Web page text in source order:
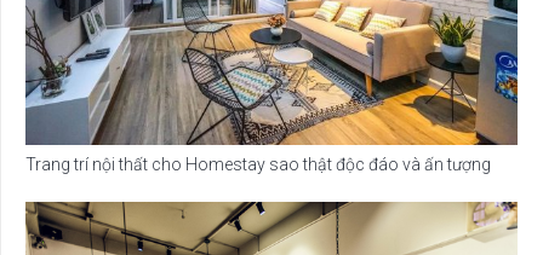
Trang trí nội thất cho Homestay sao thật độc đáo và ấn tượng